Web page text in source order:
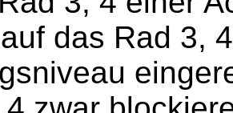
das Rad 3,